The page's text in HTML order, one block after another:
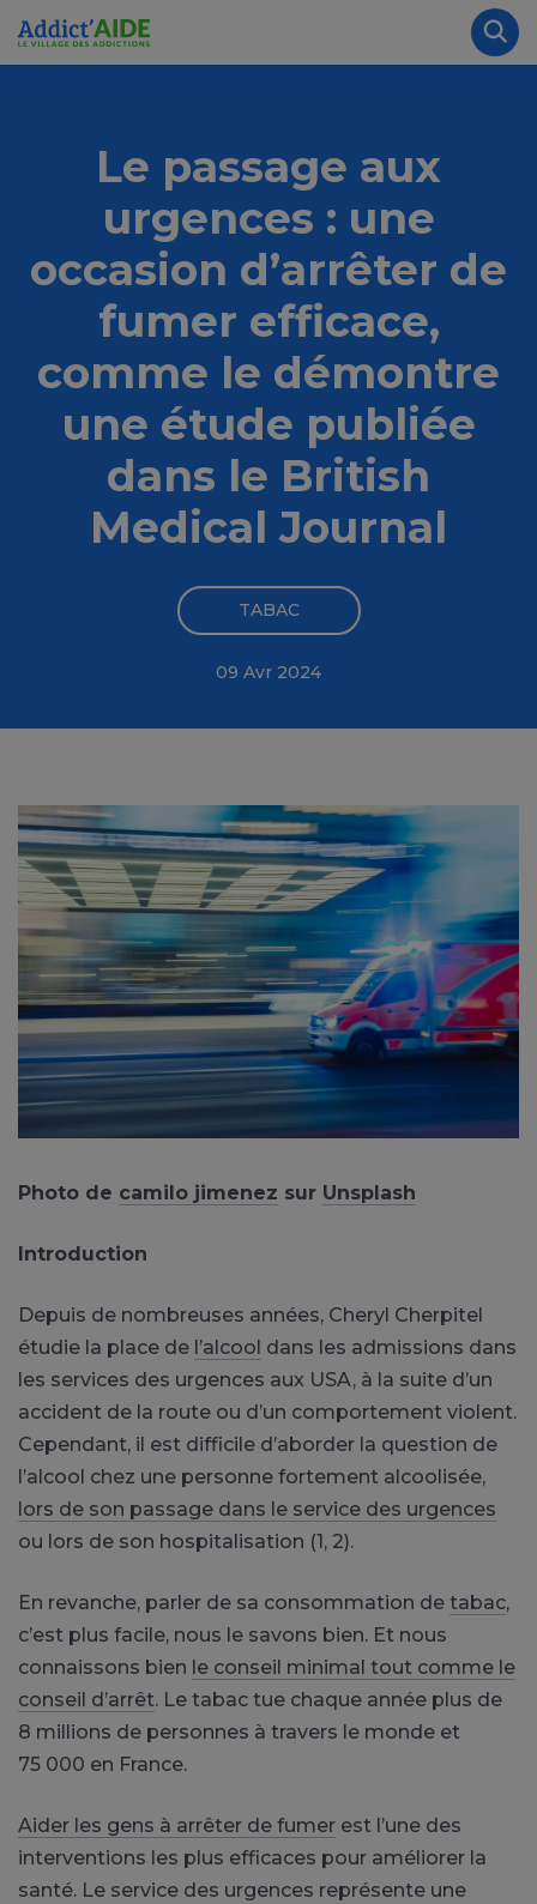
Aller au contenu principal
Le passage aux
urgences : une
occasion d’arrêter de
fumer efficace,
comme le démontre
une étude publiée
dans le British
Medical Journal
TABAC
09 Avr 2024
Photo de camilo jimenez sur Unsplash
Introduction
​Depuis de nombreuses années, Cheryl Cherpitel
étudie la place de l’alcool dans les admissions dans
les services des urgences aux USA, à la suite d’un
accident de la route ou d’un comportement violent.
Cependant, il est difficile d’aborder la question de
l’alcool chez une personne fortement alcoolisée,
lors de son passage dans le service des urgences
ou lors de son hospitalisation (1, 2).
En revanche, parler de sa consommation de tabac,
c’est plus facile, nous le savons bien. Et nous
connaissons bien le conseil minimal tout comme le
conseil d’arrêt. Le tabac tue chaque année plus de
8 millions de personnes à travers le monde et
75 000 en France.
Aider les gens à arrêter de fumer est l’une des
interventions les plus efficaces pour améliorer la
santé. Le service des urgences représente une
Panneau de gestion des cookies